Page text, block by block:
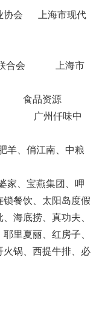
协会 上海市现代
联合会 上海市
品资源
广州仟味中
、俏江南、中粮
、宝燕集团、呷
餐饮、太阳岛度假
海底捞、真功夫、
里夏丽、红房子、
锅、西提牛排、必